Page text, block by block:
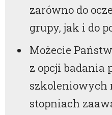
zarówno do
grupy, jak i do
Możecie
z opcji badania
szkoleniowych
stopniach